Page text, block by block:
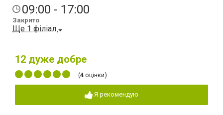
09:00 - 17:00
Закрито
Ще 1 філіал
12 дуже добре
(4 оцінки)
Я рекомендую